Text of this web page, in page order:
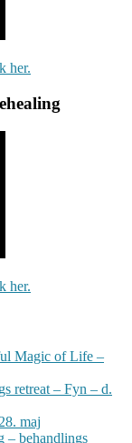
her.
her.
Magic of Life –
retreat – Fyn – d.
maj
– behandlings